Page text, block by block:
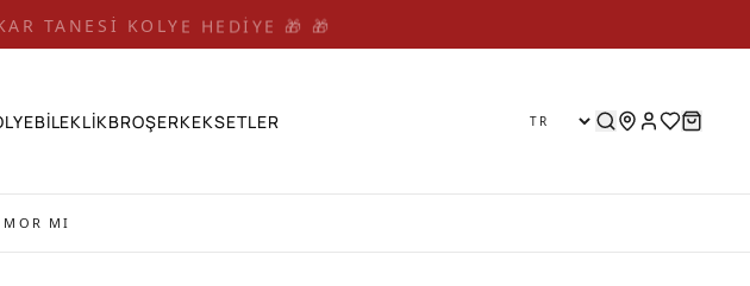
TANESİ KOLYE HEDİYE 🎁 🎁
BİLEKLİKBROŞERKEKSETLER
MOR MI